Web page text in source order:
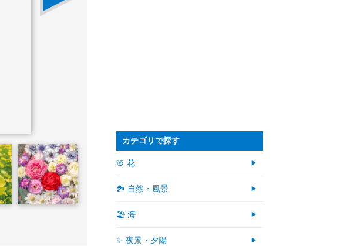
カテゴリで探す
🌸 花
🏞️ 自然・風景
🏖 海
✨ 夜景・夕陽